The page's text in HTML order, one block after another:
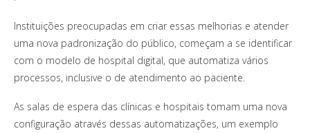
Instituições preocupadas em criar essas melhorias e atender
uma nova padronização do público, começam a se identificar
com o modelo de hospital digital, que automatiza vários
processos, inclusive o de atendimento ao paciente.
As salas de espera das clínicas e hospitais tomam uma nova
configuração através dessas automatizações, um exemplo